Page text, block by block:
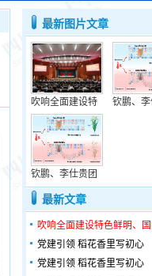
最新图片文章
吹响全面建设特 钦鹏、李
钦鹏、李仕贵团
最新文章
吹响全面建设特色鲜明、
党建引领 稻花香里写初心
党建引领 稻花香里写初心